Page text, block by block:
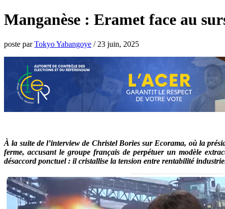
Manganèse : Eramet face au
poste parTokyo Yabangoye / 23 juin, 2025
À la suite de l’interview de Christel Bories sur Ecorama, où la
ferme, accusant le groupe français de perpétuer un modèle
désaccord ponctuel : il cristallise la tension entre rentabilité